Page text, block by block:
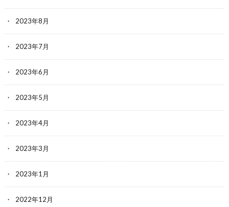
2023年8月
2023年7月
2023年6月
2023年5月
2023年4月
2023年3月
2023年1月
2022年12月